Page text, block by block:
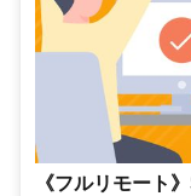
《フルリモート